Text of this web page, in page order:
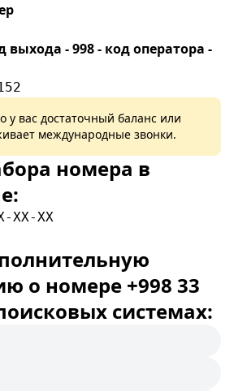
выхода - 998 - код оператора -
у вас достаточный баланс или
международные звонки.
номера в
XX-XX
о номере +998 33
системах: